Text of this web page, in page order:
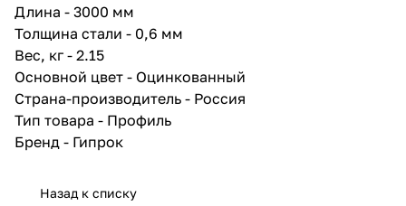
размер монтажных полок ПС
50/50 мм, и при этом
технология монтажа
аналогичная как у классической
каркасной конструкции,
описанной в СП
163.1325800.2014.
Толщина 0,6 м обеспечивает
высокие прочностные
На полках профилей имеются
Длина - 3000 мм
Толщина стали - 0,6 мм
Вес, кг - 2.15
Основной цвет - Оцинкованный
Страна-производитель - Россия
Тип товара - Профиль
Бренд - Гипрок
Назад к списку